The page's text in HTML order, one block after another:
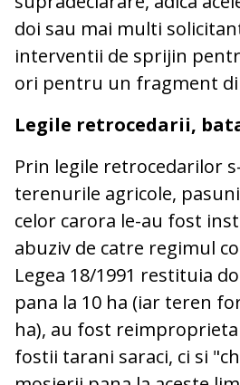
doi sau mai multi
interventii de sprijin
ori pentru un fragment
Legile retrocedarii,
Prin legile retrocedarilor
terenurile agricole,
celor carora le-au fost
abuziv de catre regimul
Legea 18/1991 restituia
pana la 10 ha (iar teren
ha), au fost
fostii tarani saraci, ci si